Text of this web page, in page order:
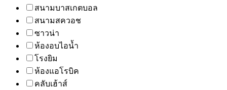
สนามบาสเกตบอล
สนามสควอช
ซาวน่า
ห้องอบไอน้ำ
โรงยิม
ห้องแอโรบิค
คลับเฮ้าส์